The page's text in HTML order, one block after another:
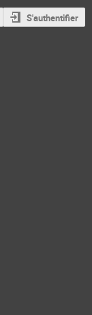
S'authentifier